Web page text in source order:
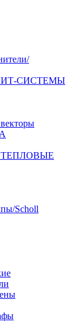
СИСТЕМЫ
Scholl